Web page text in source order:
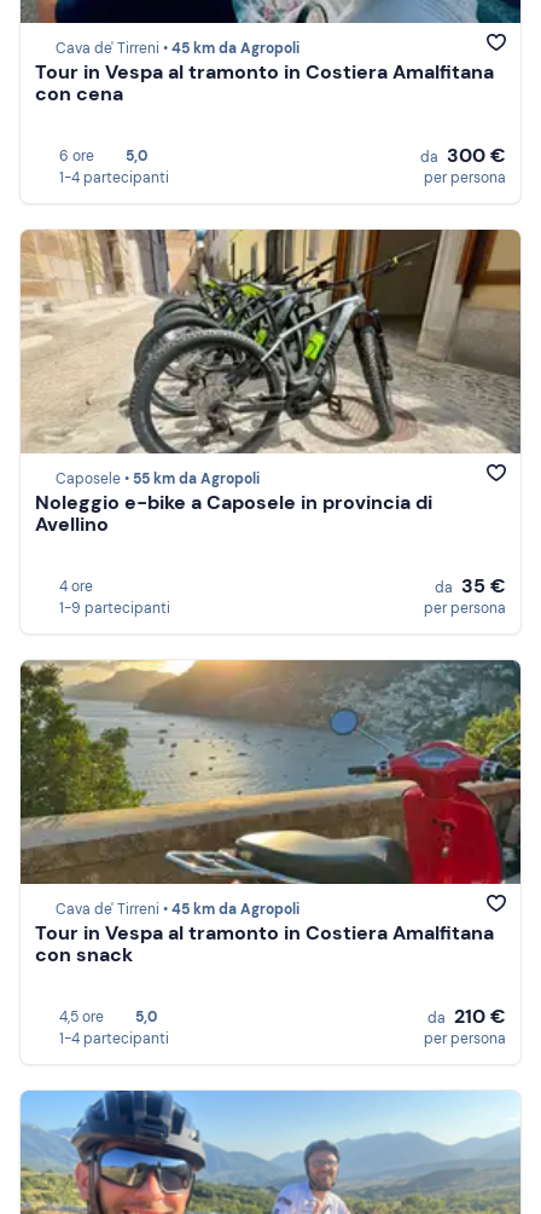
Cava de' Tirreni •45 km da Agropoli
Tour in Vespa al tramonto in Costiera Amalfitana
con cena
6 ore
5,0
1-4 partecipanti
da 300 €
per persona
Caposele • 55 km da Agropoli
Noleggio e-bike a Caposele in provincia di
Avellino
4 ore
1-9 partecipanti
da 35 €
per persona
Cava de' Tirreni •45 km da Agropoli
Tour in Vespa al tramonto in Costiera Amalfitana
con snack
4,5 ore
5,0
1-4 partecipanti
da 210 €
per persona